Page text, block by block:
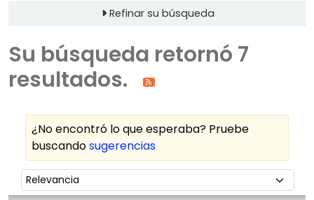
Refinar su búsqueda
Su búsqueda retornó 7
resultados.
¿No encontró lo que esperaba? Pruebe
buscandosugerencias
Ordenar
Ordenar por: